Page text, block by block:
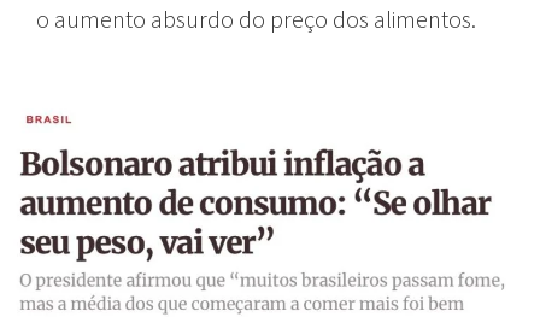
o aumento absurdo do preço dos alimentos.